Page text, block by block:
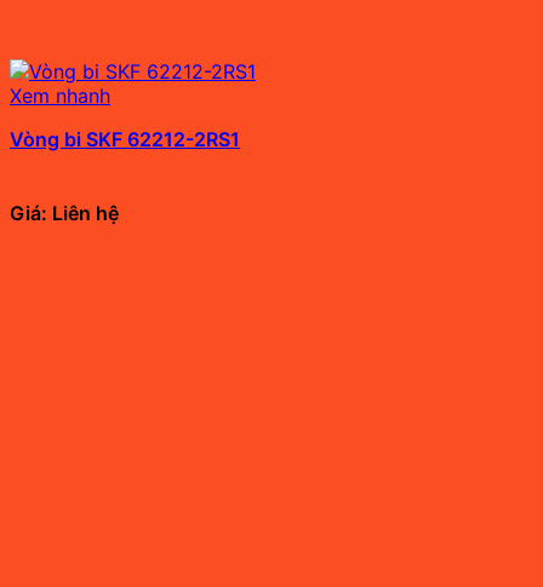
Xem nhanh
Vòng bi SKF 62212-2RS1
Giá: Liên hệ